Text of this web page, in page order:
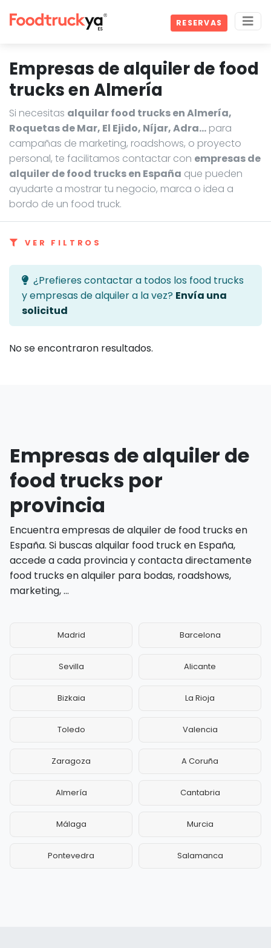
RESERVAS
Empresas de alquiler de food
trucks en Almería
Si necesitas alquilar food trucks en Almería,
Roquetas de Mar, El Ejido, Níjar, Adra… para
campañas de marketing, roadshows, o proyecto
personal, te facilitamos contactar con empresas de
alquiler de food trucks en España que pueden
ayudarte a mostrar tu negocio, marca o idea a
bordo de un food truck.
VER FILTROS
¿Prefieres contactar a todos los food trucks
y empresas de alquiler a la vez? Envía una
solicitud
No se encontraron resultados.
Empresas de alquiler de
food trucks por
provincia
Encuentra empresas de alquiler de food trucks en
España. Si buscas alquilar food truck en España,
accede a cada provincia y contacta directamente
food trucks en alquiler para bodas, roadshows,
marketing, ...
Madrid Barcelona
Sevilla Alicante
Bizkaia La Rioja
Toledo Valencia
Zaragoza A Coruña
Almería Cantabria
Málaga Murcia
Pontevedra Salamanca